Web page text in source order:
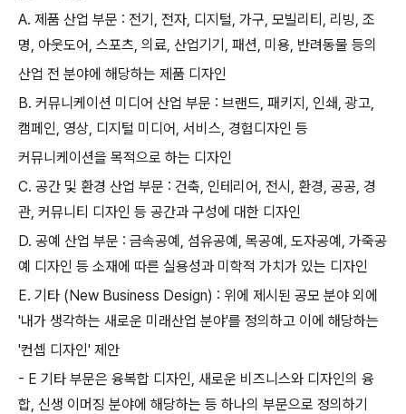
A. 제품 산업 부문 : 전기 , 전자, 디지털, 가구, 모빌리티 , 리빙, 조
명, 아웃도어, 스포츠, 의료, 산업기기 , 패션, 미용, 반려동물 등의
산업 전 분야에 해당하는 제품 디자인
B. 커뮤니케이션 미디어 산업 부문 : 브랜드, 패키지 , 인쇄,광고,
캠페인, 영상, 디지털 미디어, 서비스, 경험디자인 등
커뮤니케이션을 목적으로 하는 디자인
C. 공간 및 환경 산업 부문 : 건축, 인테리어, 전시 , 환경, 공공, 경
관, 커뮤니티 디자인 등 공간과 구성에 대한 디자인
D. 공예 산업 부문 : 금속공예 , 섬유공예 , 목공예 , 도자공예 , 가죽공
예 디자인 등 소재에 따른 실용성과 미학적 가치가 있는 디자인
E. 기타 (New Business Design) : 위에 제시된 공모 분야 외에
'내가 생각하는 새로운 미래산업 분야'를 정의하고 이에 해당하는
'컨셉 디자인' 제안
- E 기타 부문은 융복합 디자인, 새로운 비즈니스와 디자인의 융
합, 신생 이머징 분야에 해당하는 등 하나의 부문으로 정의하기